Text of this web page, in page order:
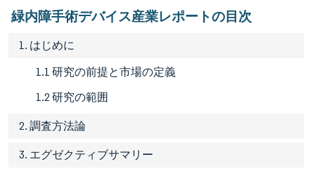
緑内障手術デバイス産業レポートの目次
1. はじめに
1.1 研究の前提と市場の定義
1.2 研究の範囲
2. 調査方法論
3. エグゼクティブサマリー